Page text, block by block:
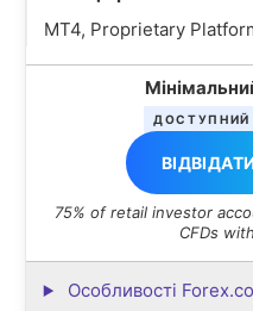
MT4, Proprietary
ДОСТУПНИЙ
75% of retail investor
CFDs
Особливості